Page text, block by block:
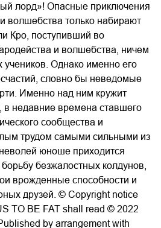
лорд»! Опасные приключения
волшебства только набирают
Кро, поступивший во
и волшебства, ничем
учеников. Однако именно его
словно бы неведомые
Именно над ним кружит
в недавние времена ставшего
сообщества и
трудом самыми сильными из
юноше приходится
безжалостных колдунов,
врожденные способности и
друзей. © Copyright notice
TO BE FAT shall read © 2022
by arrangement with